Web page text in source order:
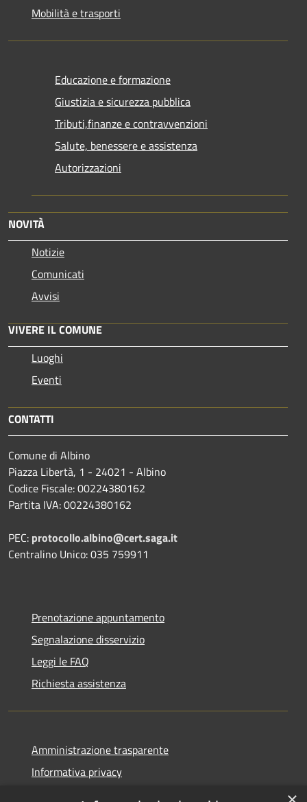
Mobilità e trasporti
Educazione e formazione
Giustizia e sicurezza pubblica
Tributi,finanze e contravvenzioni
Salute, benessere e assistenza
Autorizzazioni
NOVITÀ
Notizie
Comunicati
Avvisi
VIVERE IL COMUNE
Luoghi
Eventi
CONTATTI
Comune di Albino
Piazza Libertà, 1 - 24021 - Albino
Codice Fiscale: 00224380162
Partita IVA: 00224380162
PEC: protocollo.albino@cert.saga.it
Centralino Unico: 035 759911
Prenotazione appuntamento
Segnalazione disservizio
Leggi le FAQ
Richiesta assistenza
Amministrazione trasparente
Informativa privacy